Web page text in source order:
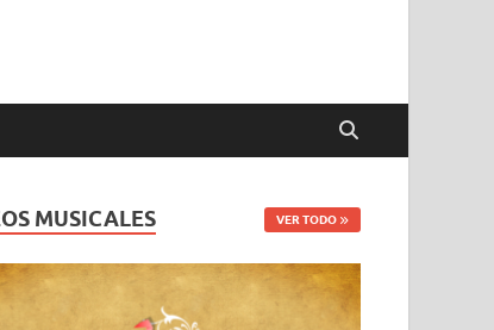
MUSICALES VER TODO